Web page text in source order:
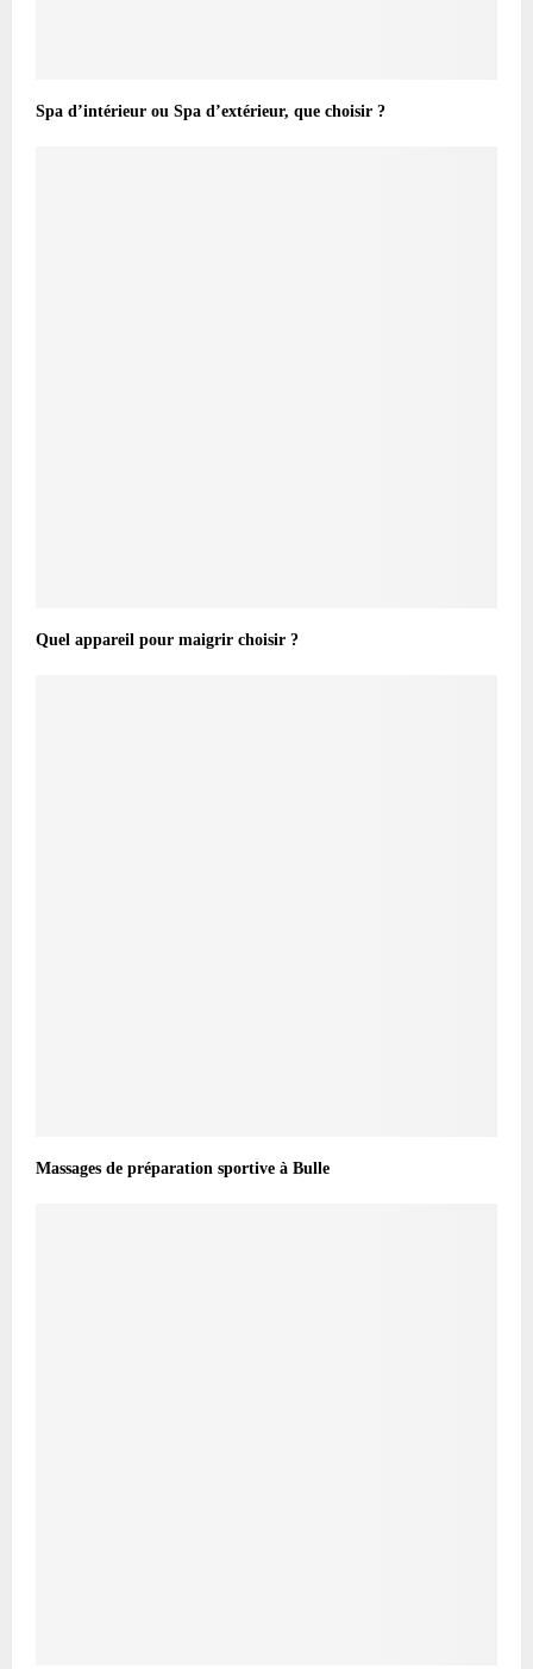
Spa d’intérieur ou Spa d’extérieur, que choisir ?
Quel appareil pour maigrir choisir ?
Massages de préparation sportive à Bulle